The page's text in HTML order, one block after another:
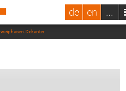
de en ...
Dekanter